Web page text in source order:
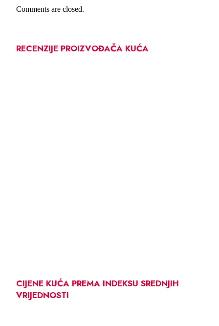
Comments are closed.
RECENZIJE PROIZVOĐAČA KUĆA
CIJENE KUĆA PREMA INDEKSU SREDNJIH
VRIJEDNOSTI